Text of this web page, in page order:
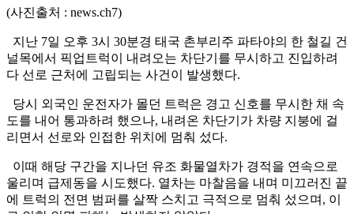
(사진출처 : news.ch7)
지난 7일 오후 3시 30분경 태국 촌부리주 파타야의 한 철길 건
널목에서 픽업트럭이 내려오는 차단기를 무시하고 진입하려
다 선로 근처에 고립되는 사건이 발생했다.
당시 외국인 운전자가 몰던 트럭은 경고 신호를 무시한 채 속
도를 내어 통과하려 했으나, 내려온 차단기가 차량 지붕에 걸
리면서 선로와 인접한 위치에 멈춰 섰다.
이때 해당 구간을 지나던 유조 화물열차가 경적을 연속으로
울리며 급제동을 시도했다. 열차는 마찰음을 내며 미끄러진 끝
에 트럭의 전면 범퍼를 살짝 스치고 극적으로 멈춰 섰으며, 이